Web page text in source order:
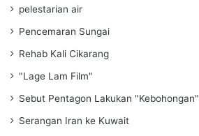
pelestarian air
Pencemaran Sungai
Rehab Kali Cikarang
"Lage Lam Film"
Sebut Pentagon Lakukan "Kebohongan"
Serangan Iran ke Kuwait